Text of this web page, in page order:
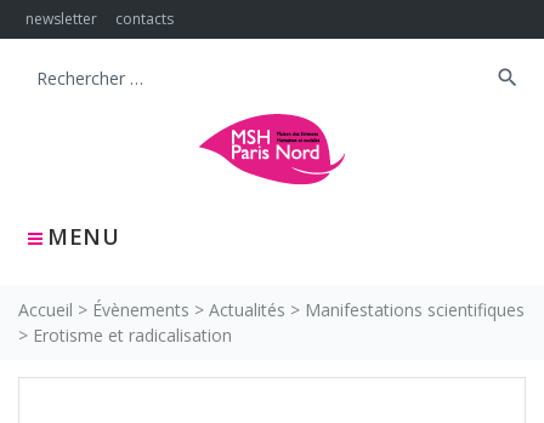
Skip
to
newsletter contacts
MENU
Search
search
Accueil > Évènements > Actualités > Manifestations scientifiques
> Erotisme et radicalisation